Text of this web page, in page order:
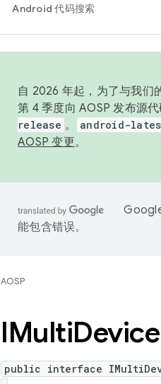
Android 代码搜索
自 2026 年起，为了与我们
第 4 季度向 AOSP 发布源
release 。 android-
AOSP 变更。
能包含错误。
AOSP
IMultiDevice
public interface